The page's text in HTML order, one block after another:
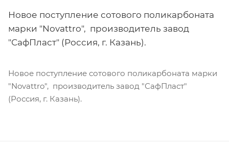
Новое поступление сотового поликарбоната
марки "Novattro", производитель завод
"СафПласт" (Россия, г. Казань).
Новое поступление сотового поликарбоната марки
"Novattro", производитель завод "СафПласт"
(Россия, г. Казань).